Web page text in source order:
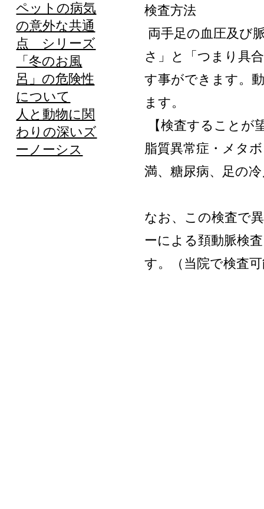
ペットの病気
の意外な共通
点 シリーズ
「冬のお風
呂」の危険性
について
人と動物に関
わりの深いズ
ーノーシス
検査方法
両手足の血圧及び
さ」と「つまり具
す事ができます。
ます。
【検査することが
脂質異常症・メタ
満、糖尿病、足の
なお、この検査で
ーによる頚動脈検
す。（当院で検査